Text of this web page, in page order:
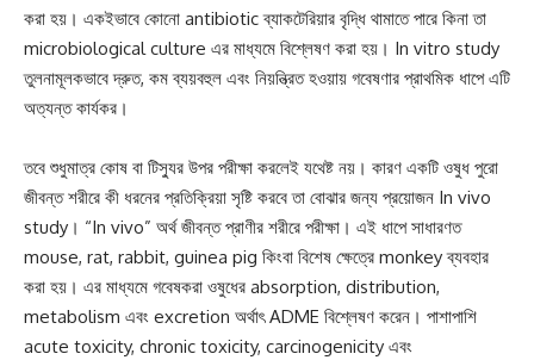
করা হয়। একইভাবে কোনো antibiotic ব্যাকটেরিয়ার বৃদ্ধি থামাতে পারে কিনা তা
microbiological culture এর মাধ্যমে বিশ্লেষণ করা হয়। In vitro study
তুলনামূলকভাবে দ্রুত, কম ব্যয়বহুল এবং নিয়ন্ত্রিত হওয়ায় গবেষণার প্রাথমিক ধাপে এটি
অত্যন্ত কার্যকর।
তবে শুধুমাত্র কোষ বা টিস্যুর উপর পরীক্ষা করলেই যথেষ্ট নয়। কারণ একটি ওষুধ পুরো
জীবন্ত শরীরে কী ধরনের প্রতিক্রিয়া সৃষ্টি করবে তা বোঝার জন্য প্রয়োজন In vivo
study। “In vivo” অর্থ জীবন্ত প্রাণীর শরীরে পরীক্ষা। এই ধাপে সাধারণত
mouse, rat, rabbit, guinea pig কিংবা বিশেষ ক্ষেত্রে monkey ব্যবহার
করা হয়। এর মাধ্যমে গবেষকরা ওষুধের absorption, distribution,
metabolism এবং excretion অর্থাৎ ADME বিশ্লেষণ করেন। পাশাপাশি
acute toxicity, chronic toxicity, carcinogenicity এবং